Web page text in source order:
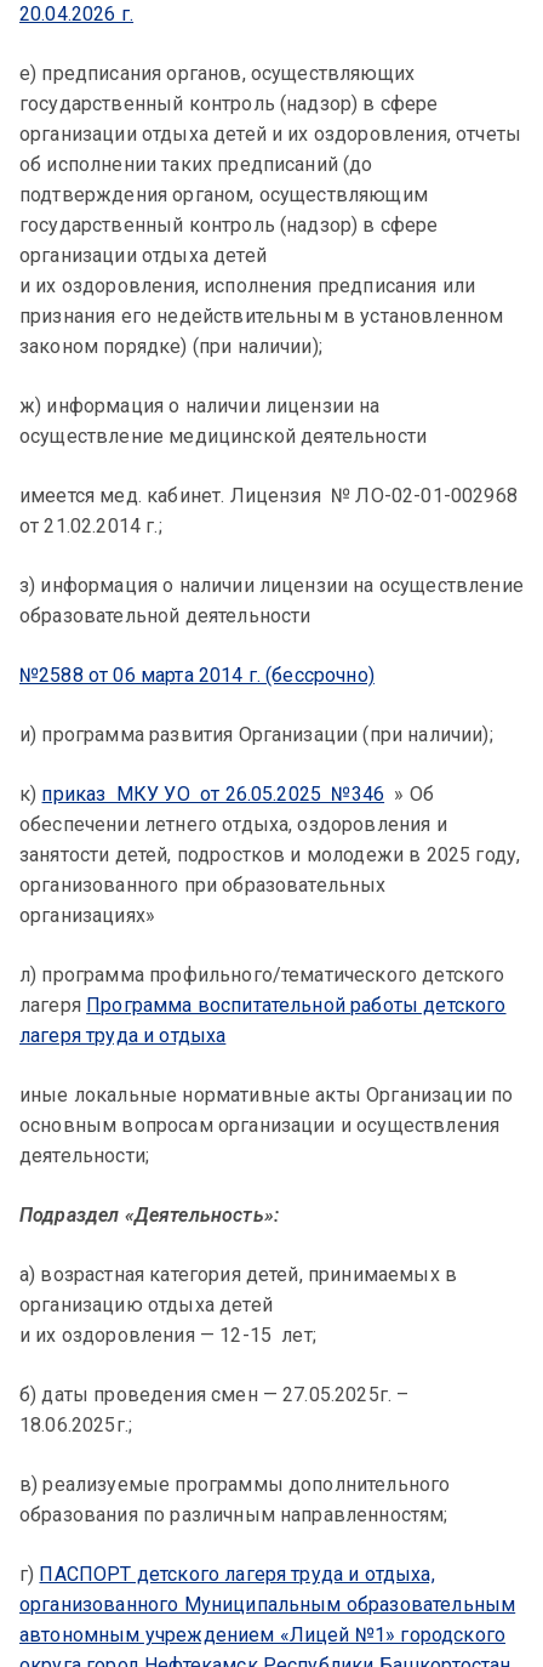
20.04.2026 г.
е) предписания органов, осуществляющих
государственный контроль (надзор) в сфере
организации отдыха детей и их оздоровления, отчеты
об исполнении таких предписаний (до
подтверждения органом, осуществляющим
государственный контроль (надзор) в сфере
организации отдыха детей
и их оздоровления, исполнения предписания или
признания его недействительным в установленном
законом порядке) (при наличии);
ж) информация о наличии лицензии на
осуществление медицинской деятельности
имеется мед. кабинет. Лицензия № ЛО-02-01-002968
от 21.02.2014 г.;
з) информация о наличии лицензии на осуществление
образовательной деятельности
№2588 от 06 марта 2014 г. (бессрочно)
и) программа развития Организации (при наличии);
к) приказ МКУ УО от 26.05.2025 №346 » Об
обеспечении летнего отдыха, оздоровления и
занятости детей, подростков и молодежи в 2025 году,
организованного при образовательных
организациях»
л) программа профильного/тематического детского
лагеря Программа воспитательной работы детского
лагеря труда и отдыха
иные локальные нормативные акты Организации по
основным вопросам организации и осуществления
деятельности;
Подраздел «Деятельность»:
а) возрастная категория детей, принимаемых в
организацию отдыха детей
и их оздоровления — 12-15 лет;
б) даты проведения смен — 27.05.2025г. –
18.06.2025г.;
в) реализуемые программы дополнительного
образования по различным направленностям;
г) ПАСПОРТ детского лагеря труда и отдыха,
организованного Муниципальным образовательным
автономным учреждением «Лицей №1» городского